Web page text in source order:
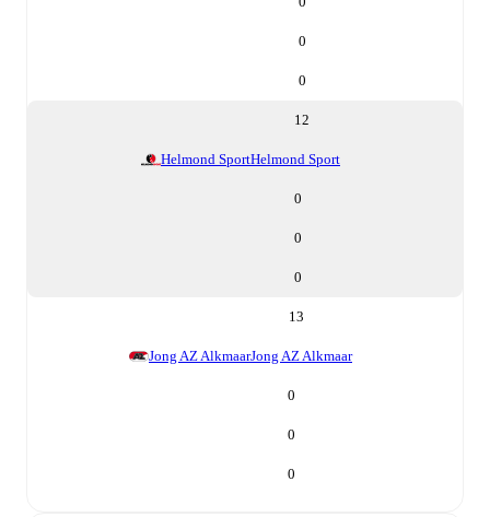
0
0
12
Helmond SportHelmond Sport
0
0
0
13
Jong AZ AlkmaarJong AZ Alkmaar
0
0
0